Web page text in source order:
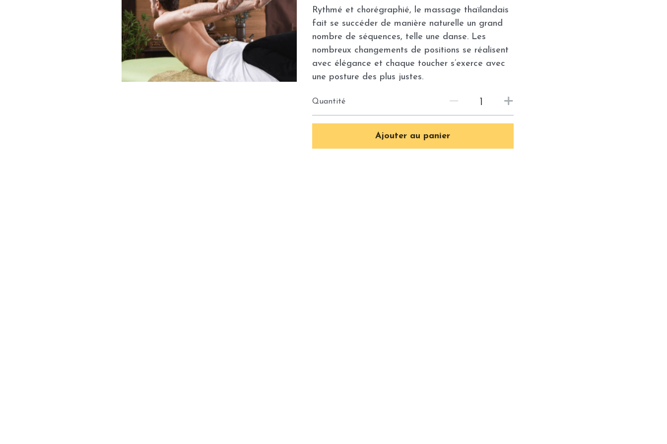
Rythmé et chorégraphié, le massage thaïlandais
fait se succéder de manière naturelle un grand
nombre de séquences, telle une danse. Les
nombreux changements de positions se réalisent
avec élégance et chaque toucher s’exerce avec
une posture des plus justes.
Quantité
Ajouter au panier